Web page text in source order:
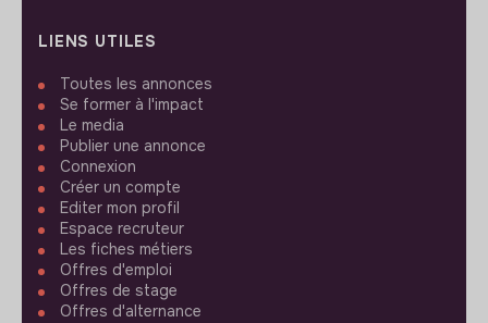
LIENS UTILES
Toutes les annonces
Se former à l'impact
Le media
Publier une annonce
Connexion
Créer un compte
Editer mon profil
Espace recruteur
Les fiches métiers
Offres d'emploi
Offres de stage
Offres d'alternance